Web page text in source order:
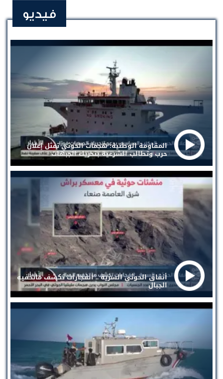
فيديو
المقاومة الوطنية: هجمات الحوثي تمثل إعلان
حرب وتطالب الشرعية بتحريك الجبهات
أنفاق الحوثي السرية .. انفجارات تكشف ماتخفيه
الجبال